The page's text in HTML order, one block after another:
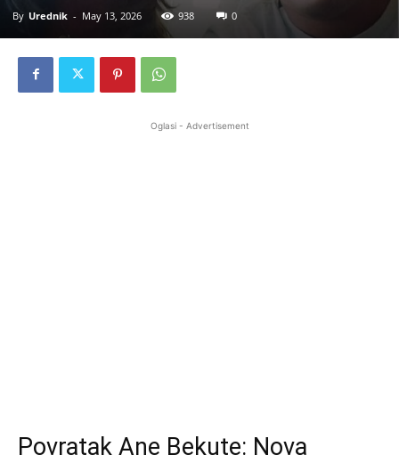
By Urednik - May 13, 2026 938 0
Oglasi - Advertisement
Povratak Ane Bekute: Nova